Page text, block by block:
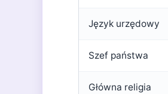
Język urzędowy
Szef państwa
Główna religia